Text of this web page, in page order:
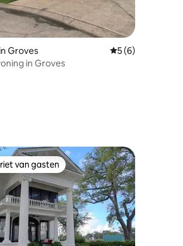
van 5 uit 5, 17 recensies
Groves Gemiddelde
5 (6)
in Groves
van gasten
van gasten